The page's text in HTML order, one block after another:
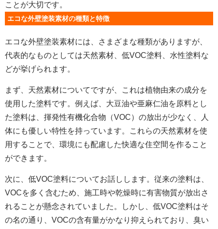
ことが大切です。
エコな外壁塗装素材の種類と特徴
エコな外壁塗装素材には、さまざまな種類がありますが、
代表的なものとしては天然素材、低VOC塗料、水性塗料な
どが挙げられます。
まず、天然素材についてですが、これは植物由来の成分を
使用した塗料です。例えば、大豆油や亜麻仁油を原料とし
た塗料は、揮発性有機化合物（VOC）の放出が少なく、人
体にも優しい特性を持っています。これらの天然素材を使
用することで、環境にも配慮した快適な住空間を作ること
ができます。
次に、低VOC塗料についてお話しします。従来の塗料は、
VOCを多く含むため、施工時や乾燥時に有害物質が放出さ
れることが懸念されていました。しかし、低VOC塗料はそ
の名の通り、VOCの含有量がかなり抑えられており、臭い